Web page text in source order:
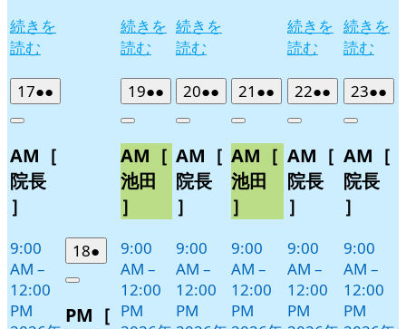
続きを
読む
続きを
読む
続きを
読む
続きを
読む
続きを
読む
172026
年
月
17
日
●●
件
イ
Close
AM［
院長
］
9:00
AM –
12:00
PM
182026
年
月
●
件
イ
Close
PM［
192026
年
月
19
日
●●
件
イ
ベ
ト)
Close
AM［
池田
］
9:00
AM –
12:00
PM
202026
年
月
20
日
●●
件
イ
ベ
ト)
Close
AM［
院長
］
9:00
AM –
12:00
PM
21 2026
年
月
21
日
●●
件
イ
ベ
ト)
Close
AM［
池田
］
9:00
AM –
12:00
PM
222026
年
月
22
日
●●
件
イ
ベ
ト)
Close
AM［
院長
］
9:00
AM –
12:00
PM
232026
年
月
23
日
●●
件
イ
Close
AM［
院長
］
9:00
AM –
12:00
PM